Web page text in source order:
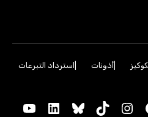
أذونات
استرداد التبرعات
Instagram
TikTok
Bluesky
LinkedIn
YouTube